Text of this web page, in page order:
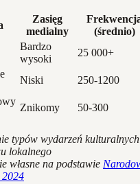
Zasięg
medialny
(średnio)
Bardzo
wysoki
25 000+
Niski 250-1200
Znikomy 50-300
typów wydarzeń
lokalnego
własne na podstawie